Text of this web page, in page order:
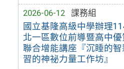
2026-06-12
課務組
國立基隆高級中學辦理
北一區數位前導暨高中
聯合增能講座『沉睡的智
習的神祕力量工作坊』